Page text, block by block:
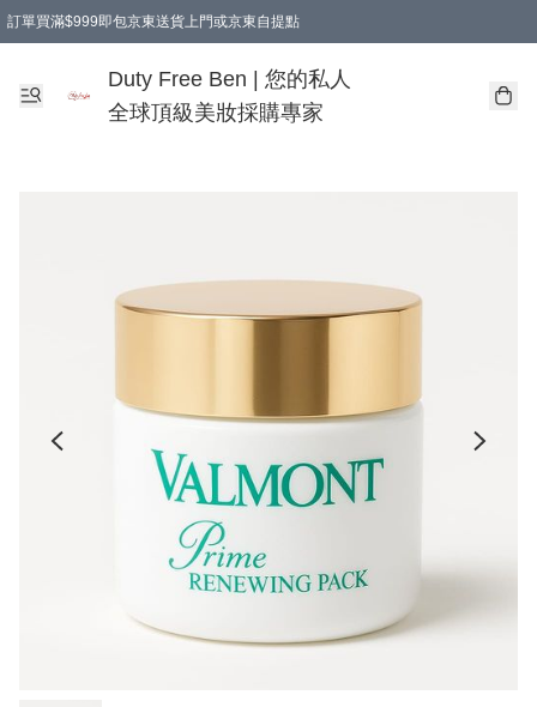
訂單買滿$999即包京東送貨上門或京東自提點
Duty Free Ben | 您的私人
全球頂級美妝採購專家